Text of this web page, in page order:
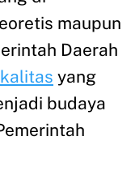
maupun
Daerah
yang
budaya